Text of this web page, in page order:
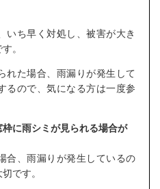
いち早く対処し、被害が大き
。
れた場合、雨漏りが発生して
るので、気になる方は一度参
に雨シミが見られる場合が
合、雨漏りが発生しているの
です。